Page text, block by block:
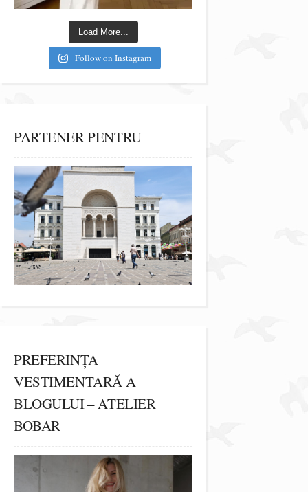
Load More...
Follow on Instagram
PARTENER PENTRU
PREFERINȚA
VESTIMENTARĂ A
BLOGULUI – ATELIER
BOBAR